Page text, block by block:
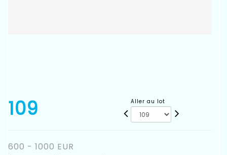
109 Aller au lot
600 - 1000 EUR